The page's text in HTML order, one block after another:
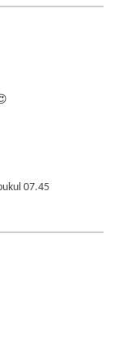
07.45